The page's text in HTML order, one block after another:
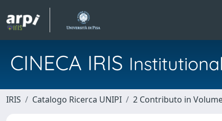
CINECA IRIS
IRIS Catalogo Ricerca UNIPI 2 Contributo in